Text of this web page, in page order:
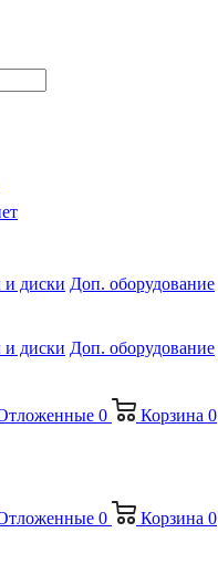
диски Доп. оборудование
диски Доп. оборудование
0 Корзина 0
0 Корзина 0